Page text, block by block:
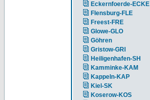
Eckernfoerde-ECKE
Flensburg-FLE
Freest-FRE
Glowe-GLO
Göhren
Gristow-GRI
Heiligenhafen-SH
Kamminke-KAM
Kappeln-KAP
Kiel-SK
Koserow-KOS